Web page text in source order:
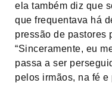
ela também diz que
que frequentava há
pressão de pastores
“Sinceramente, eu
passa a ser
pelos irmãos, na fé